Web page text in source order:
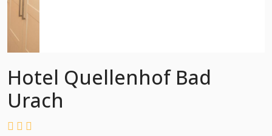
Hotel Quellenhof Bad
Urach